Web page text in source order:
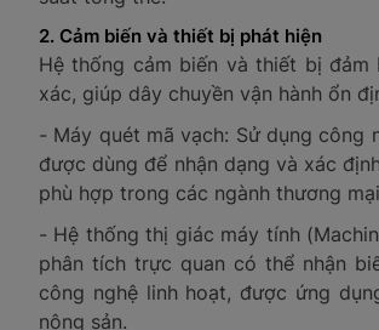
2. Cảm biến và thiết bị phát hiện
Hệ thống cảm biến và thiết bị
xác, giúp dây chuyền vận hành ổn
- Máy quét mã vạch: Sử dụng công
được dùng để nhận dạng và xác
phù hợp trong các ngành thương
- Hệ thống thị giác máy tính
phân tích trực quan có thể nhận
công nghệ linh hoạt, được ứng
nông sản.